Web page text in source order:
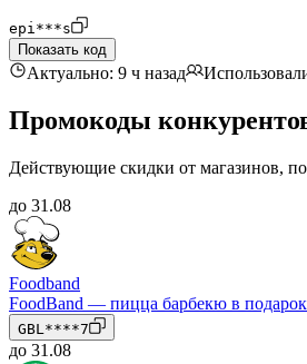
epi***s
Показать код
Актуально: 9 ч назад
Промокоды
Действующие скидки от магазинов,
до 31.08
Foodband
FoodBand — пицца барбекю в подарок
GBL****7
до 31.08